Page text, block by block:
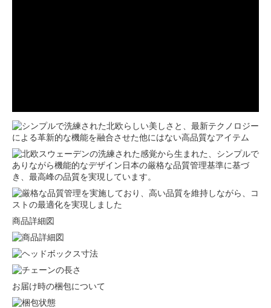
商品詳細図
お届け時の梱包について